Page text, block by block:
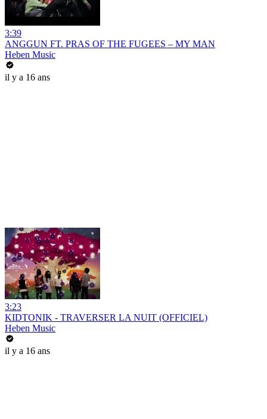
3:39
ANGGUN FT. PRAS OF THE FUGEES – MY MAN
Heben Music
il y a 16 ans
3:23
KIDTONIK - TRAVERSER LA NUIT (OFFICIEL)
Heben Music
il y a 16 ans